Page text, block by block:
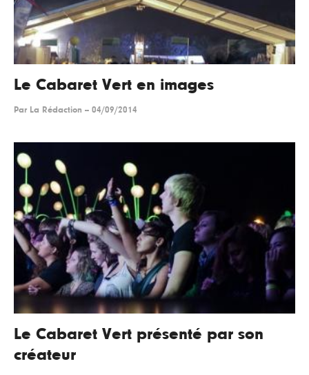
Le Cabaret Vert en images
Par La Rédaction -- 04/09/2014
Le Cabaret Vert présenté par son
créateur